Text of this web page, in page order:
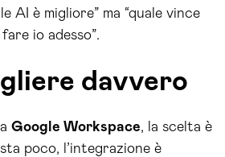
AI è migliore” ma “quale vince
io adesso”.
davvero
Google Workspace, la scelta è
poco, l’integrazione è